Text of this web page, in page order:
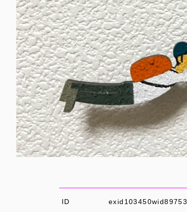
ID exid103450wid89753